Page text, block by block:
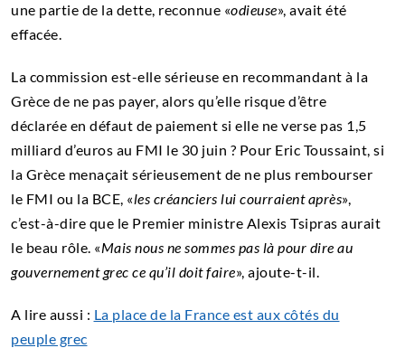
une partie de la dette, reconnue «odieuse», avait été
effacée.
La commission est-elle sérieuse en recommandant à la
Grèce de ne pas payer, alors qu’elle risque d’être
déclarée en défaut de paiement si elle ne verse pas 1,5
milliard d’euros au FMI le 30 juin ? Pour Eric Toussaint, si
la Grèce menaçait sérieusement de ne plus rembourser
le FMI ou la BCE, «les créanciers lui courraient après»,
c’est-à-dire que le Premier ministre Alexis Tsipras aurait
le beau rôle. «Mais nous ne sommes pas là pour dire au
gouvernement grec ce qu’il doit faire», ajoute-t-il.
A lire aussi : La place de la France est aux côtés du
peuple grec